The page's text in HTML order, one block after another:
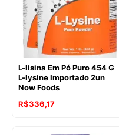
L-lisina Em Pó Puro 454 G
L-lysine Importado 2un
Now Foods
R$336,17